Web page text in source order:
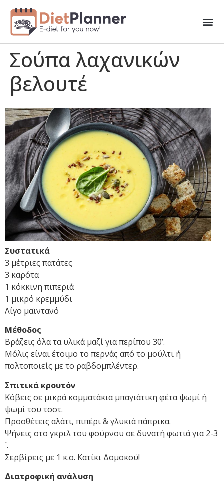
Σούπα λαχανικών
βελουτέ
Συστατικά
3 μέτριες πατάτες
3 καρότα
1 κόκκινη πιπεριά
1 μικρό κρεμμύδι
Λίγο μαϊντανό
Μέθοδος
Βράζεις όλα τα υλικά μαζί για περίπου 30’.
Μόλις είναι έτοιμο το περνάς από το μούλτι ή
πολτοποιείς με το ραβδομπλέντερ.
Σπιτικά κρουτόν
Κόβεις σε μικρά κομματάκια μπαγιάτικη φέτα ψωμί ή
ψωμί του τοστ.
Προσθέτεις αλάτι, πιπέρι & γλυκιά πάπρικα.
Ψήνεις στο γκριλ του φούρνου σε δυνατή φωτιά για 2-3
´.
Σερβίρεις με 1 κ.σ. Κατίκι Δομοκού!
Διατροφική ανάλυση